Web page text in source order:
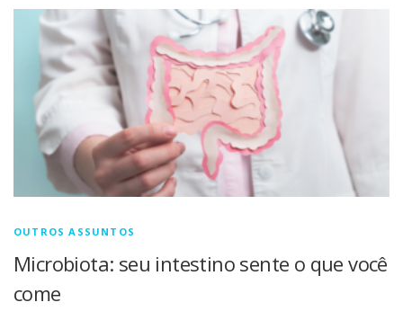
OUTROS ASSUNTOS
Microbiota: seu intestino sente o que você
come